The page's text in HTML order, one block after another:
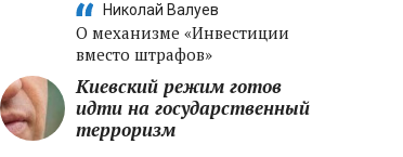
странеНиколай Валуев
О механизме «Инвестиции
вместо штрафов»
Киевский режим готов
идти на государственный
терроризм